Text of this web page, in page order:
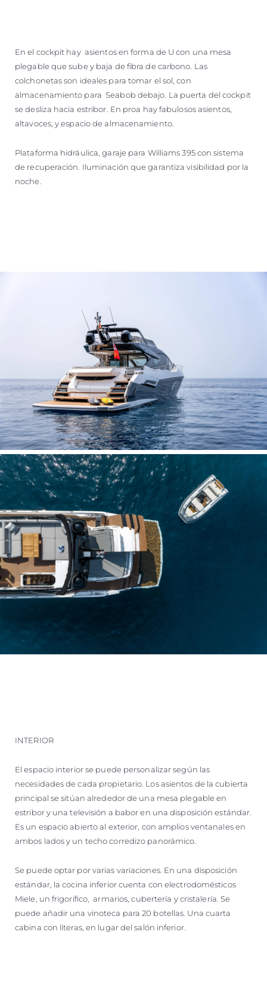
En el cockpit hay asientos en forma de U con una mesa
plegable que sube y baja de fibra de carbono. Las
colchonetas son ideales para tomar el sol, con
almacenamiento para Seabob debajo. La puerta del cockpit
se desliza hacia estribor. En proa hay fabulosos asientos,
altavoces, y espacio de almacenamiento.
Plataforma hidráulica, garaje para Williams 395 con sistema
de recuperación. Iluminación que garantiza visibilidad por la
noche.
INTERIOR
El espacio interior se puede personalizar según las
necesidades de cada propietario. Los asientos de la cubierta
principal se sitúan alrededor de una mesa plegable en
estribor y una televisión a babor en una disposición estándar.
Es un espacio abierto al exterior, con amplios ventanales en
ambos lados y un techo corredizo panorámico.
Se puede optar por varias variaciones. En una disposición
estándar, la cocina inferior cuenta con electrodomésticos
Miele, un frigorífico, armarios, cubertería y cristalería. Se
puede añadir una vinoteca para 20 botellas. Una cuarta
cabina con literas, en lugar del salón inferior.